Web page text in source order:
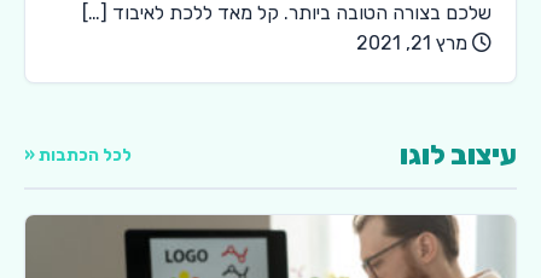
שלכם בצורה הטובה ביותר. קל מאד ללכת לאיבוד […]
מרץ 21, 2021
עיצוב לוגו לכל הכתבות «